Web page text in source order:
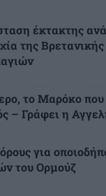
έκτακτης
της
το Μαρόκο που
– Γράφει η
για
του Ορμούζ